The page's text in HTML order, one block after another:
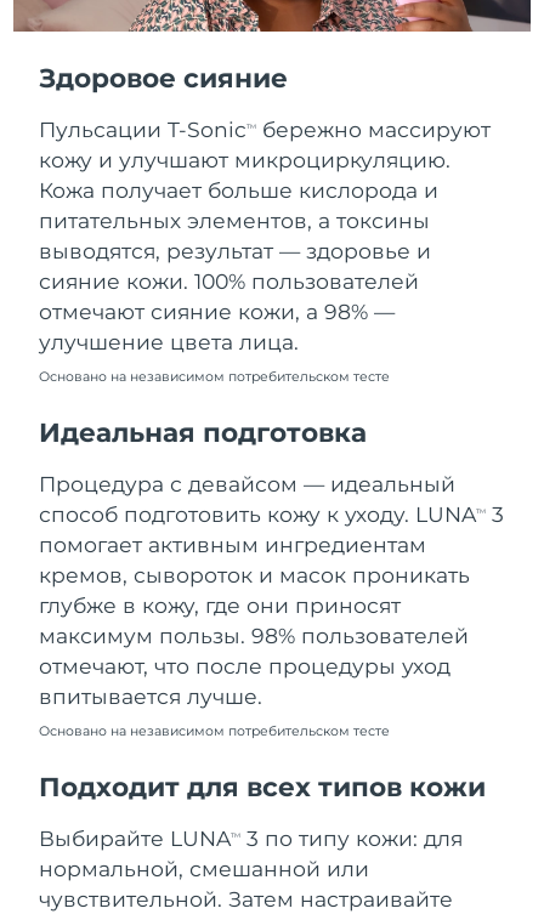
Здоровое сияние
Пульсации T-SonicTM
бережно массируют
кожу и улучшают микроциркуляцию.
Кожа получает больше кислорода и
питательных элементов, а токсины
выводятся, результат — здоровье и
сияние кожи. 100% пользователей
отмечают сияние кожи, а 98% —
улучшение цвета лица.
Основано на независимом потребительском тесте
Идеальная подготовка
Процедура с девайсом — идеальный
способ подготовить кожу к уходу. LUNATM
3
помогает активным ингредиентам
кремов, сывороток и масок проникать
глубже в кожу, где они приносят
максимум пользы. 98% пользователей
отмечают, что после процедуры уход
впитывается лучше.
Основано на независимом потребительском тесте
Подходит для всех типов кожи
Выбирайте LUNATM
3 по типу кожи: для
нормальной, смешанной или
чувствительной. Затем настраивайте
Республика
Республика Корея
Ожидаемая дата доставки
8/12/26
Ожидаемая дата доставки
Швеция
Ожидаемая дата доставки
Швейцария
Ожидаемая дата доставки
Тайвань
Таиланд
Ожидаемая дата доставки
8/14/26
Турция
Ожидаемая дата доставки
8/11/26
ОАЭ
Ожидаемая дата доставки
Великобритания
Соединенные
Штаты
Ожидаемая дата доставки
Узбекистан
Ожидаемая дата доставки